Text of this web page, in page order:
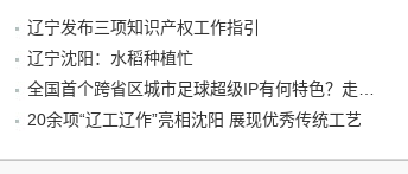
辽宁发布三项知识产权工作指引
辽宁沈阳：水稻种植忙
20余项“辽工辽作”亮相沈阳 展现优秀传统工艺